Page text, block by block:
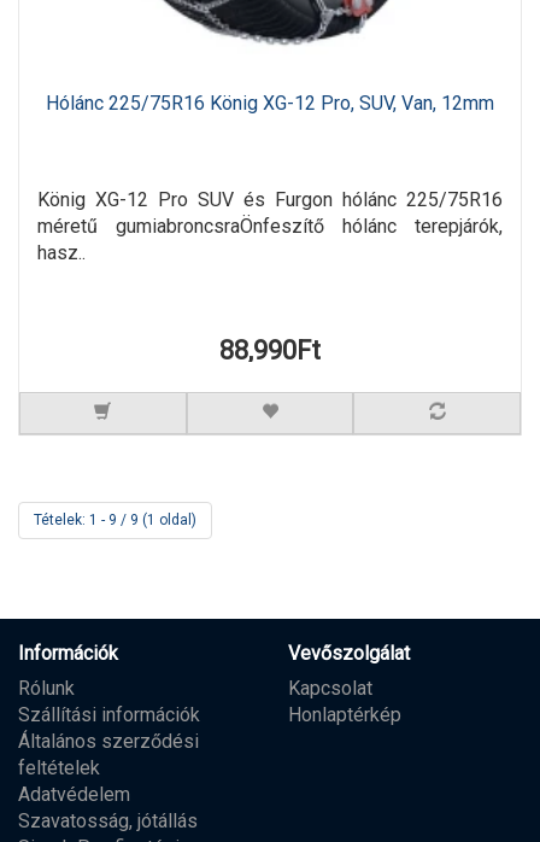
Hólánc 225/75R16 König XG-12 Pro, SUV, Van, 12mm
König XG-12 Pro SUV és Furgon hólánc 225/75R16
méretű gumiabroncsraÖnfeszítő hólánc terepjárók,
hasz..
88,990Ft
Tételek: 1 - 9 / 9 (1 oldal)
Információk
Rólunk
Szállítási információk
Általános szerződési
feltételek
Adatvédelem
Szavatosság, jótállás
Vevőszolgálat
Kapcsolat
Honlaptérkép